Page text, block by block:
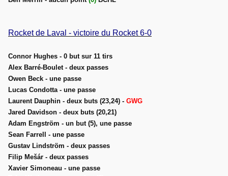
Rocket de Laval - victoire du Rocket 6-0
Connor Hughes - 0 but sur 11 tirs
Alex Barré-Boulet - deux passes
Owen Beck - une passe
Lucas Condotta - une passe
Laurent Dauphin - deux buts (23,24) - GWG
Jared Davidson - deux buts (20,21)
Adam Engström - un but (5), une passe
Sean Farrell - une passe
Gustav Lindström - deux passes
Filip Mešár - deux passes
Xavier Simoneau - une passe